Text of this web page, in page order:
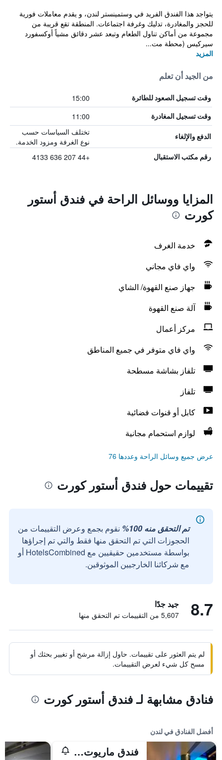
يتواجد هذا الفندق الفريد في وستمينستر لندن، و يقدم معاملات فورية
للحجز والمغادرة، تدليك وغرفة اجتماعات. المنطقة تقع قريبة من
مجموعة من أماكن تناول الطعام وتبعد عشر دقائق مشياً أوكسفورد
سيركيس (محطة مت...
المزيد
من الجيد أن تعلم
وقت تسجيل الصعود للطائرة 15:00
وقت تسجيل المغادرة 11:00
الدفع والإلغاء
تختلف السياسات حسب
نوع الغرفة ومزود الخدمة.
رقم مكتب الاستقبال +44 207 636 4133
المزايا ووسائل الراحة في فندق أستور
كورت
خدمة الغرف
واي فاي مجاني
جهاز صنع القهوة/ الشاي
آلة صنع القهوة
مركز أعمال
واي فاي متوفر في جميع المناطق
تلفاز بشاشة مسطحة
تلفاز
كابل أو قنوات فضائية
لوازم استحمام مجانية
عرض جميع وسائل الراحة وعددها 76
تقييمات حول فندق أستور كورت
تم التحقق منه 100%
نقوم بجمع وعرض التقييمات من
الحجوزات التي تم التحقق منها فقط والتي تم إجراؤها
بواسطة مستخدمين حقيقيين مع HotelsCombined أو
مع شركائنا الخارجيين الموثوقين.
8.7 جيد جدًا
5,607 من التقييمات تم التحقق منها
لم يتم العثور على تقييمات. حاول إزالة مرشح أو تغيير بحثك أو
مسح كل شيء لعرض التقييمات.
فنادق مشابهة لـ فندق أستور كورت
أفضل الفنادق في لندن
فندق ماريوت لندن بارك لاين